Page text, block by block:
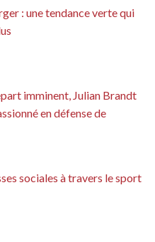
: une tendance verte qui
imminent, Julian Brandt
en défense de
sociales à travers le sport